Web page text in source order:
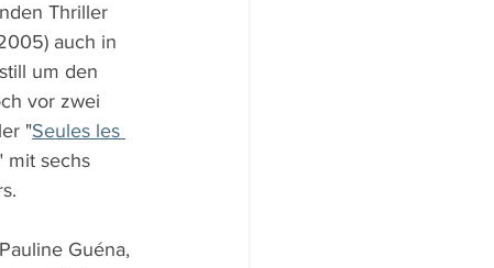
Thriller
auch in
um den
vor zwei
"Seules les
mit sechs
Guéna,